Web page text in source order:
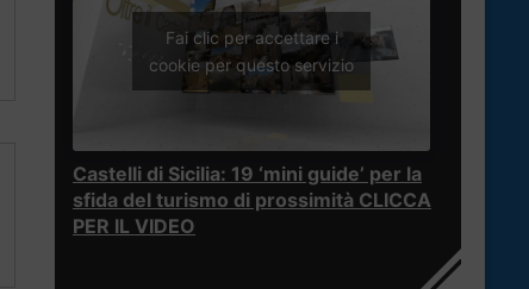
Fai clic per accettare i
cookie per questo servizio
Castelli di Sicilia: 19 ‘mini guide’ per la
sfida del turismo di prossimità CLICCA
PER IL VIDEO